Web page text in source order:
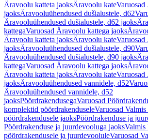
Äravoolu katteta jaoksÄravoolu kate
jaoksÄravooluühendused dušialustele, d62
Äravooluühendused dušialustele, d62 jaoks
kattegaVaruosad Äravoolu kattega jaoks
Äravoolu katteta jaoksÄravoolu kate
jaoksÄravooluühendused dušialustele, d90
Äravooluühendused dušialustele, d90 jaoks
kattegaVaruosad Äravoolu kattega jaoks
Äravoolu katteta jaoksÄravoolu kate
jaoksÄravooluühendused vannidele, d52
Äravooluühendused vannidele, d52
jaoksPöördrakendusegaVaruosad
komplektid pöördrakenduseleVaruosad
pöördrakendusele jaoksPöördrakenduse ja
Pöördrakenduse ja juurdevooluga jaoksValmis
pöördrakendusele ja juurdevooluleVaruosad